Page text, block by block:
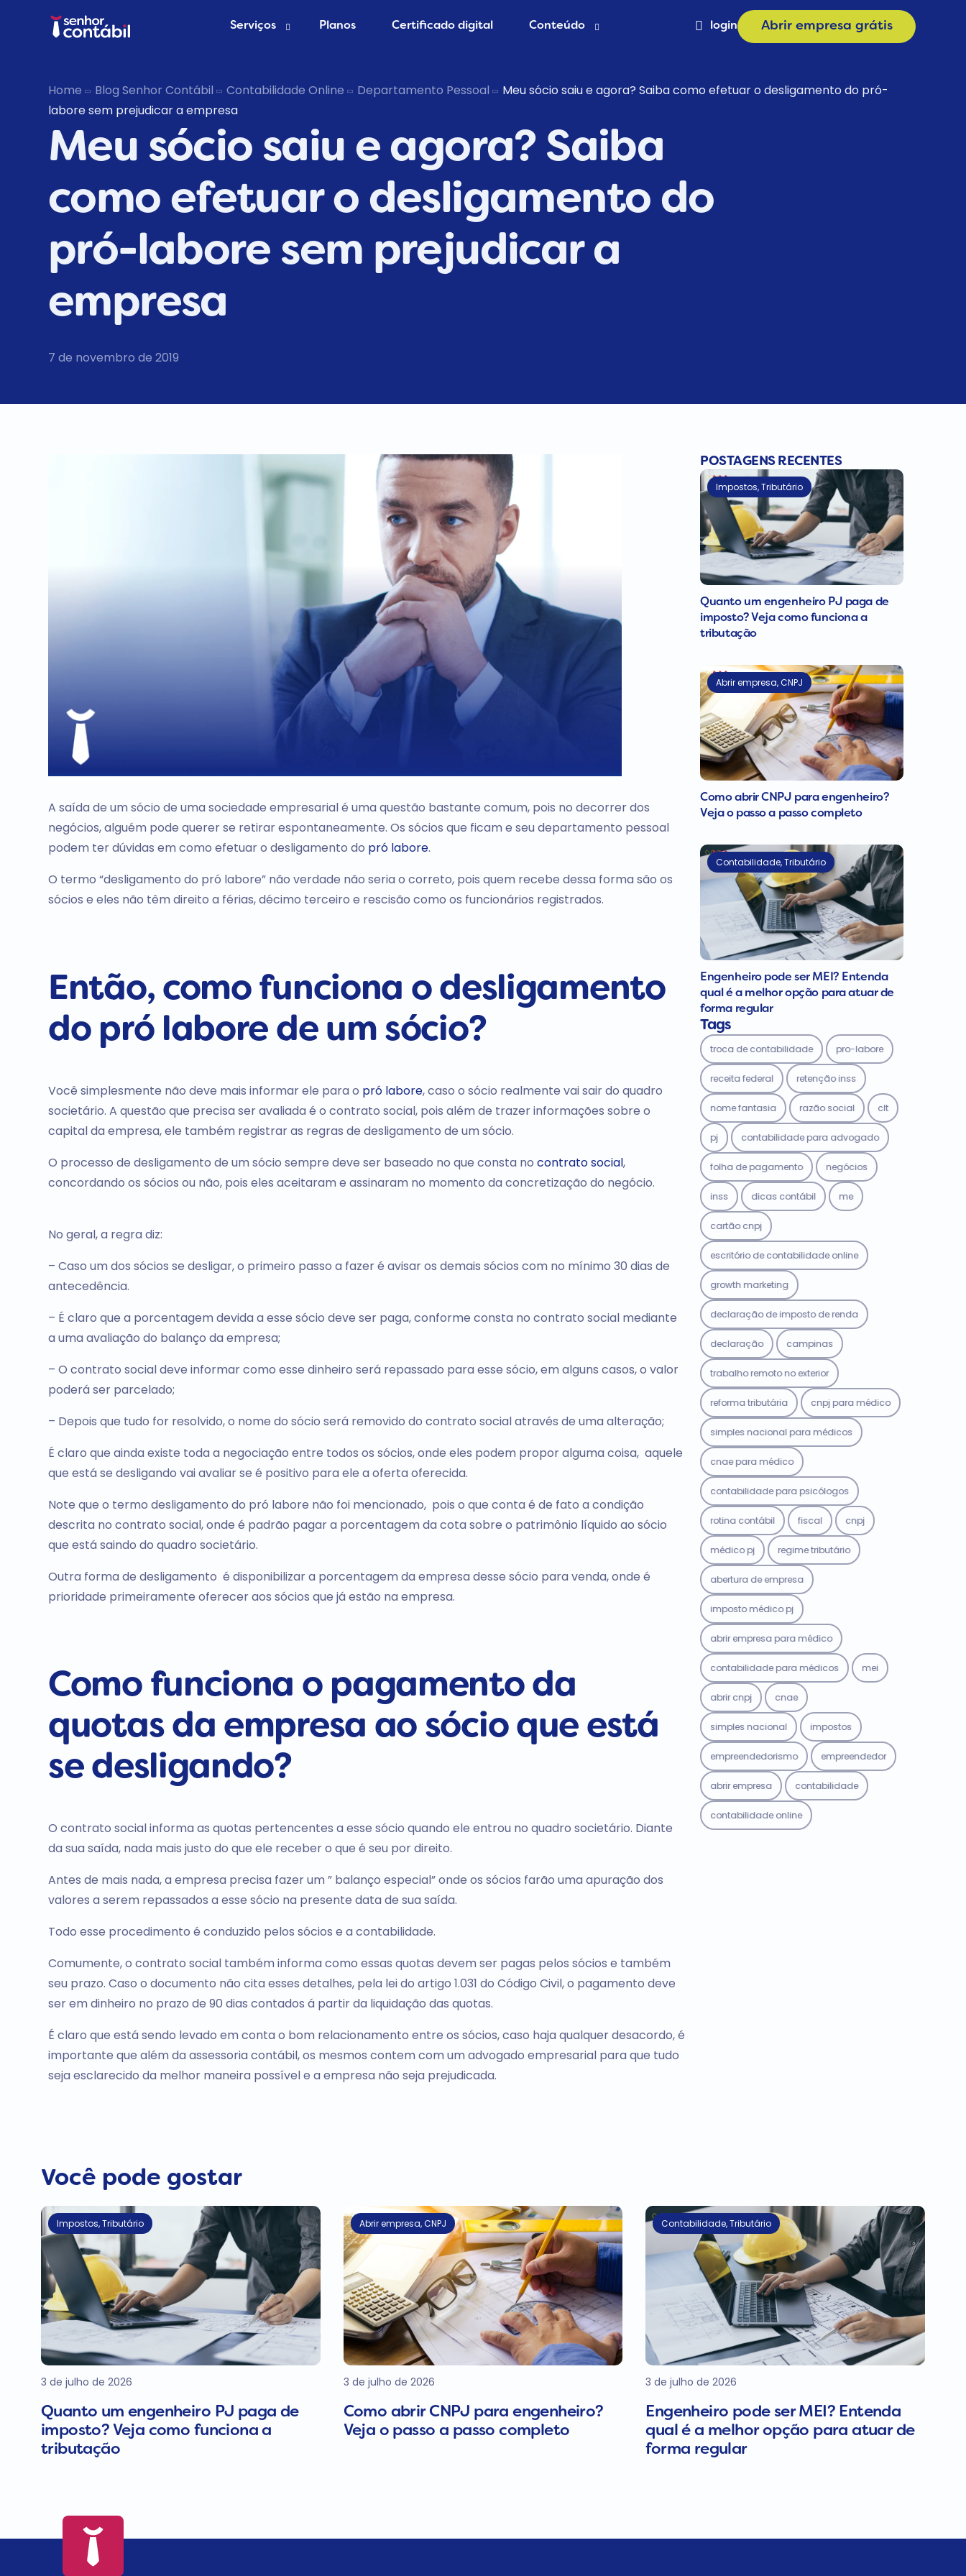
Serviços
Abrir Empresa grátis
Deixar de ser MEI
Planos Certificado digital Conteúdo
Blog Contábil
Contabilidade Online
Materiais
login Abrir empresa grátis
Home Blog Senhor Contábil Contabilidade Online Departamento Pessoal
Meu sócio saiu e agora? Saiba como efetuar o desligamento do pró-
labore sem prejudicar a empresa
Meu sócio saiu e agora? Saiba
como efetuar o desligamento do
pró-labore sem prejudicar a
empresa
7 de novembro de 2019
A saída de um sócio de uma sociedade empresarial é uma questão bastante comum, pois no decorrer dos
negócios, alguém pode querer se retirar espontaneamente. Os sócios que ficam e seu departamento pessoal
podem ter dúvidas em como efetuar o desligamento do pró labore.
O termo “desligamento do pró labore” não verdade não seria o correto, pois quem recebe dessa forma são os
sócios e eles não têm direito a férias, décimo terceiro e rescisão como os funcionários registrados.
Então, como funciona o desligamento
do pró labore de um sócio?
Você simplesmente não deve mais informar ele para o pró labore, caso o sócio realmente vai sair do quadro
societário. A questão que precisa ser avaliada é o contrato social, pois além de trazer informações sobre o
capital da empresa, ele também registrar as regras de desligamento de um sócio.
O processo de desligamento de um sócio sempre deve ser baseado no que consta no contrato social,
concordando os sócios ou não, pois eles aceitaram e assinaram no momento da concretização do negócio.
No geral, a regra diz:
– Caso um dos sócios se desligar, o primeiro passo a fazer é avisar os demais sócios com no mínimo 30 dias de
antecedência.
– É claro que a porcentagem devida a esse sócio deve ser paga, conforme consta no contrato social mediante
a uma avaliação do balanço da empresa;
– O contrato social deve informar como esse dinheiro será repassado para esse sócio, em alguns casos, o valor
poderá ser parcelado;
– Depois que tudo for resolvido, o nome do sócio será removido do contrato social através de uma alteração;
É claro que ainda existe toda a negociação entre todos os sócios, onde eles podem propor alguma coisa, aquele
que está se desligando vai avaliar se é positivo para ele a oferta oferecida.
Note que o termo desligamento do pró labore não foi mencionado, pois o que conta é de fato a condição
descrita no contrato social, onde é padrão pagar a porcentagem da cota sobre o patrimônio líquido ao sócio
que está saindo do quadro societário.
Outra forma de desligamento é disponibilizar a porcentagem da empresa desse sócio para venda, onde é
prioridade primeiramente oferecer aos sócios que já estão na empresa.
Como funciona o pagamento da
quotas da empresa ao sócio que está
se desligando?
O contrato social informa as quotas pertencentes a esse sócio quando ele entrou no quadro societário. Diante
da sua saída, nada mais justo do que ele receber o que é seu por direito.
Antes de mais nada, a empresa precisa fazer um ” balanço especial” onde os sócios farão uma apuração dos
valores a serem repassados a esse sócio na presente data de sua saída.
Todo esse procedimento é conduzido pelos sócios e a contabilidade.
Comumente, o contrato social também informa como essas quotas devem ser pagas pelos sócios e também
seu prazo. Caso o documento não cita esses detalhes, pela lei do artigo 1.031 do Código Civil, o pagamento deve
ser em dinheiro no prazo de 90 dias contados á partir da liquidação das quotas.
É claro que está sendo levado em conta o bom relacionamento entre os sócios, caso haja qualquer desacordo, é
importante que além da assessoria contábil, os mesmos contem com um advogado empresarial para que tudo
seja esclarecido da melhor maneira possível e a empresa não seja prejudicada.
POSTAGENS RECENTES
Impostos,Tributário
Quanto um engenheiro PJ paga de
imposto? Veja como funciona a
tributação
Abrir empresa,CNPJ
Como abrir CNPJ para engenheiro?
Veja o passo a passo completo
Contabilidade,Tributário
Engenheiro pode ser MEI? Entenda
qual é a melhor opção para atuar de
forma regular
Tags
troca de contabilidade pro-labore
receita federal retenção inss
nome fantasia razão social clt
pj contabilidade para advogado
folha de pagamento negócios
inss dicas contábil me
cartão cnpj
escritório de contabilidade online
growth marketing
declaração de imposto de renda
declaração campinas
trabalho remoto no exterior
reforma tributária cnpj para médico
simples nacional para médicos
cnae para médico
contabilidade para psicólogos
rotina contábil fiscal cnpj
médico pj regime tributário
abertura de empresa
imposto médico pj
abrir empresa para médico
contabilidade para médicos mei
abrir cnpj cnae
simples nacional impostos
empreendedorismo empreendedor
abrir empresa contabilidade
contabilidade online
Você pode gostar
Impostos,Tributário
3 de julho de 2026
Quanto um engenheiro PJ paga de
imposto? Veja como funciona a
tributação
Abrir empresa,CNPJ
3 de julho de 2026
Como abrir CNPJ para engenheiro?
Veja o passo a passo completo
Contabilidade,Tributário
3 de julho de 2026
Engenheiro pode ser MEI? Entenda
qual é a melhor opção para atuar de
forma regular